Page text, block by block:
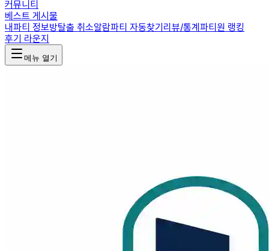
커뮤니티
베스트 게시물
내파티 정보방탈출 취소알람파티 자동찾기리뷰/통계파티원 랭킹
후기 라운지
메뉴 열기